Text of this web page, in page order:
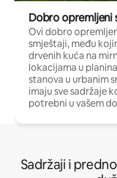
Dobro opremljeni
Ovi dobro
smještaji, među
drvenih kuća na
lokacijama u
stanova u urbanim
imaju sve sadržaje
potrebni u vašem
Sadržaji i